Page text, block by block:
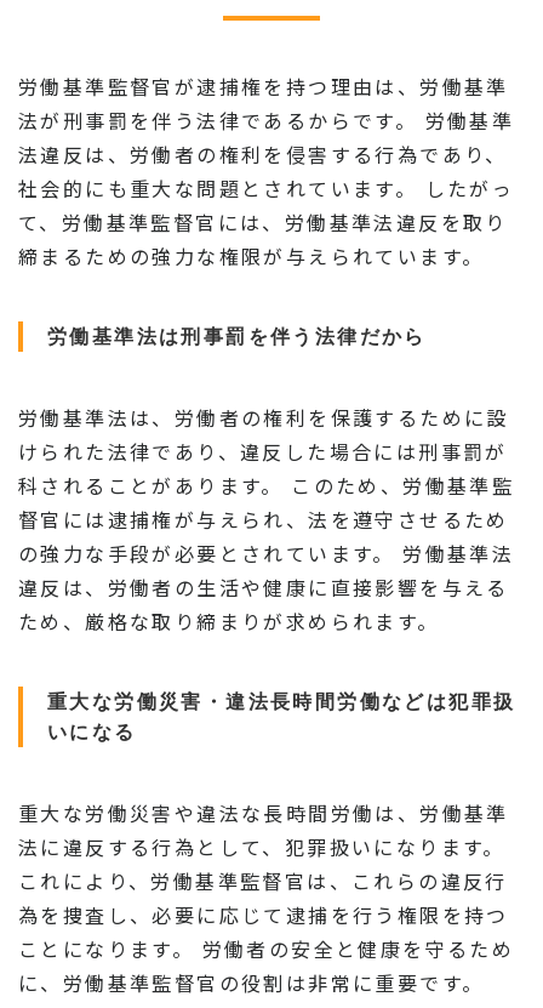
労働基準監督官が逮捕権を持つ理由は、労働基準
法が刑事罰を伴う法律であるからです。 労働基準
法違反は、労働者の権利を侵害する行為であり、
社会的にも重大な問題とされています。 したがっ
て、労働基準監督官には、労働基準法違反を取り
締まるための強力な権限が与えられています。
労働基準法は刑事罰を伴う法律だから
労働基準法は、労働者の権利を保護するために設
けられた法律であり、違反した場合には刑事罰が
科されることがあります。 このため、労働基準監
督官には逮捕権が与えられ、法を遵守させるため
の強力な手段が必要とされています。 労働基準法
違反は、労働者の生活や健康に直接影響を与える
ため、厳格な取り締まりが求められます。
重大な労働災害・違法長時間労働などは犯罪扱
いになる
重大な労働災害や違法な長時間労働は、労働基準
法に違反する行為として、犯罪扱いになります。
これにより、労働基準監督官は、これらの違反行
為を捜査し、必要に応じて逮捕を行う権限を持つ
ことになります。 労働者の安全と健康を守るため
に、労働基準監督官の役割は非常に重要です。